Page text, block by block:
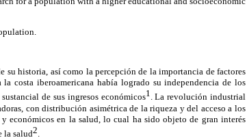
historia, así como la percepción de la importancia de factores
costa iberoamericana había logrado su independencia de los
de sus ingresos económicos1. La revolución industrial
con distribución asimétrica de la riqueza y del acceso a los
económicos en la salud, lo cual ha sido objeto de gran interés
la salud2.